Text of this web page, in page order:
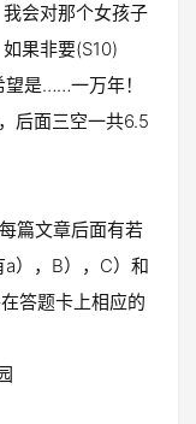
我会对那个女孩子
如果非要(S10)
望是……一万年！
后面三空一共6.5
篇文章后面有若
），B），C）和
答题卡上相应的
园